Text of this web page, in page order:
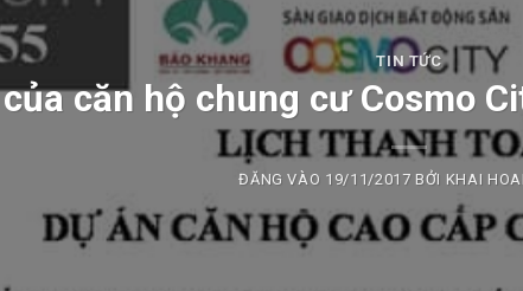
TIN TỨC
căn hộ chung cư Cosmo
ĐĂNG VÀO 19/11/2017 BỞI KHAI